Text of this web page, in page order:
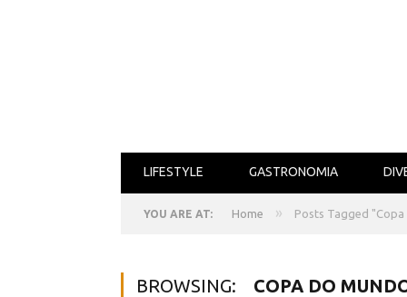
LIFESTYLE GASTRONOMIA
YOU ARE AT: Home » Posts Tagged
BROWSING: COPA DO